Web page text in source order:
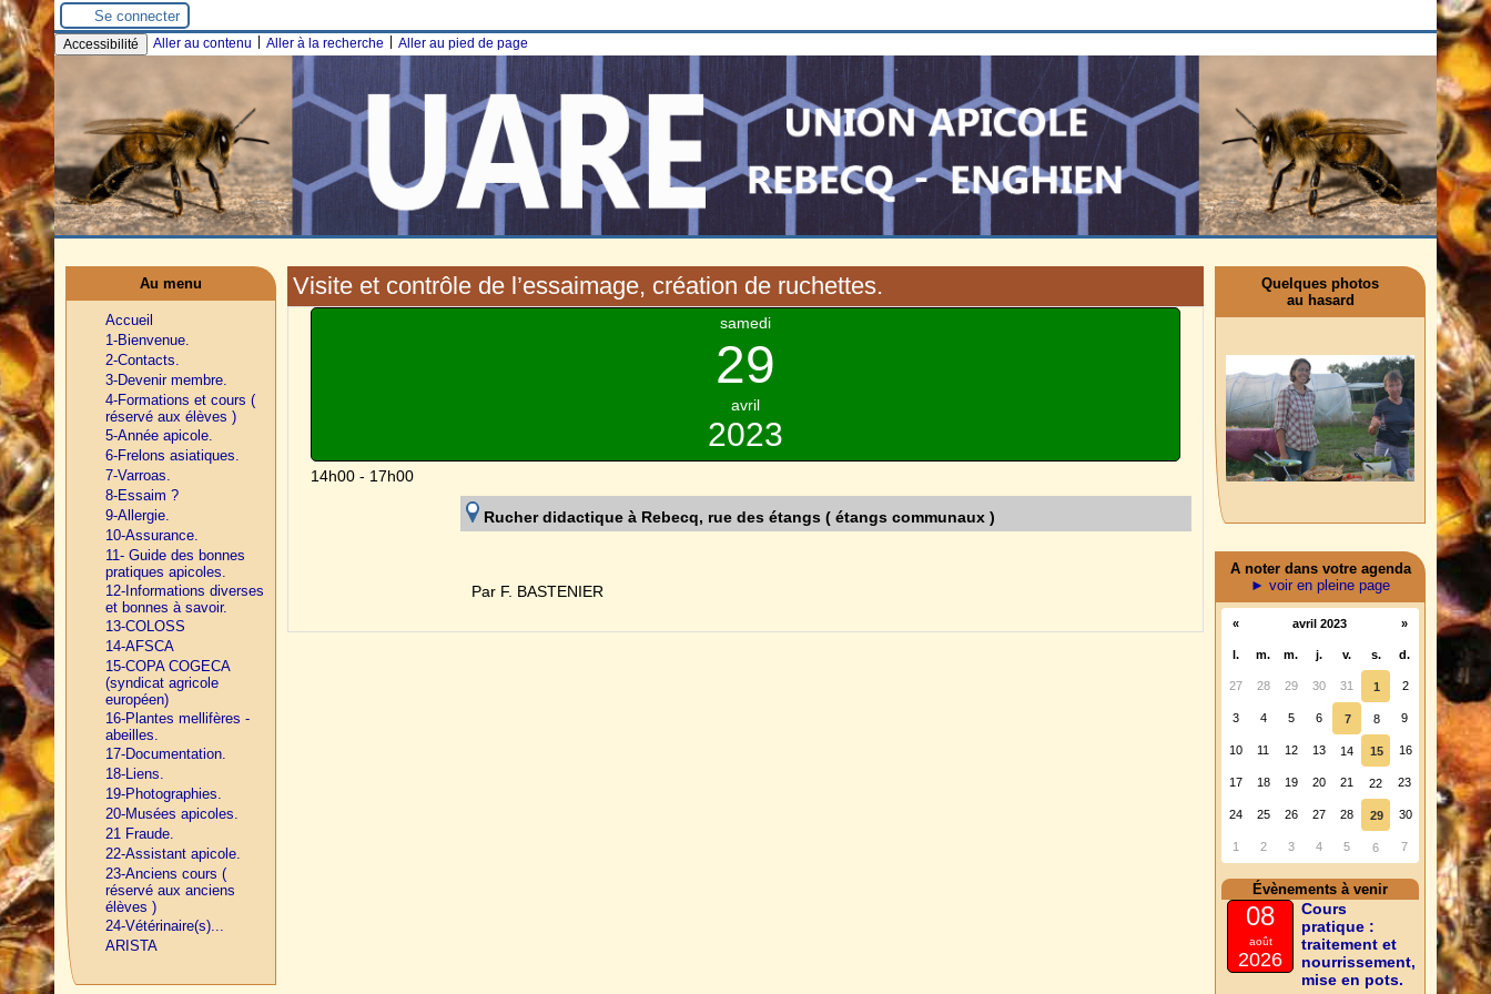
Se connecter
Accessibilité Aller au contenu Aller à la recherche Aller au pied de page
Visite et contrôle de l’essaimage, création de ruchettes.
samedi
29
avril
2023
14h00 - 17h00
Rucher didactique à Rebecq, rue des étangs ( étangs communaux )
Par F. BASTENIER
Au menu
Accueil
1-Bienvenue.
2-Contacts.
3-Devenir membre.
4-Formations et cours (
réservé aux élèves )
5-Année apicole.
6-Frelons asiatiques.
7-Varroas.
8-Essaim ?
9-Allergie.
10-Assurance.
11- Guide des bonnes
pratiques apicoles.
12-Informations diverses
et bonnes à savoir.
13-COLOSS
14-AFSCA
15-COPA COGECA
(syndicat agricole
européen)
16-Plantes mellifères -
abeilles.
17-Documentation.
18-Liens.
19-Photographies.
20-Musées apicoles.
21 Fraude.
22-Assistant apicole.
23-Anciens cours (
réservé aux anciens
élèves )
24-Vétérinaire(s)...
ARISTA
Quelques photos
au hasard
A noter dans votre agenda
► voir en pleine page
« avril 2023 »
l. m. m. j. v. s. d.
27 28 29 30 31 1 2
3 4 5 6 7 8 9
10 11 12 13 14 15 16
17 18 19 20 21 22 23
24 25 26 27 28 29 30
1 2 3 4 5 6 7
Évènements à venir
08
août
2026
Cours
pratique :
traitement et
nourrissement,
mise en pots.